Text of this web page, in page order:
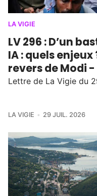
LA VIGIE
LV 296 : D’un
IA : quels
revers de Modi
Lettre de La Vigie du
LA VIGIE 29 JUIL. 2026